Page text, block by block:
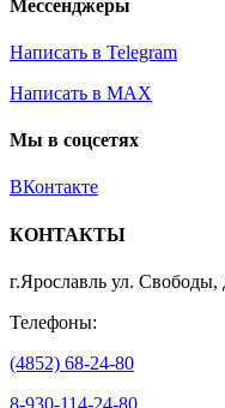
Мессенджеры
Написать в Telegram
Написать в MAX
Мы в соцсетях
ВКонтакте
КОНТАКТЫ
г.Ярославль ул.
Телефоны:
(4852) 68-24-80
8-930-114-24-80